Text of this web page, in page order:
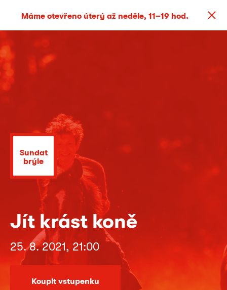
Máme otevřeno úterý až neděle, 11–19 hod.
Sundat
brýle
Jít krást koně
25. 8. 2021, 21:00
Koupit vstupenku